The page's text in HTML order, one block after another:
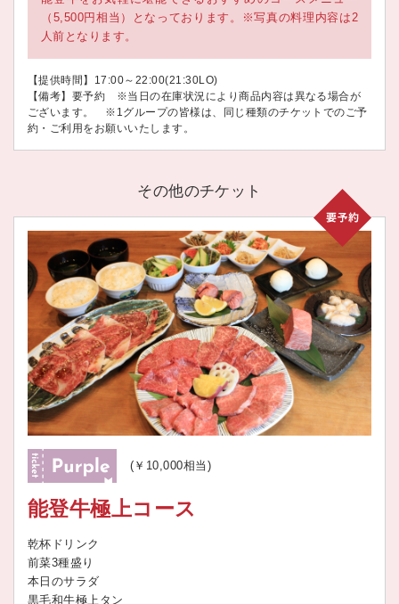
（5,500円相当）となっております。※写真の料理内容は2
人前となります。
【提供時間】17:00～22:00(21:30LO)
【備考】要予約 ※当日の在庫状況により商品内容は異なる場合が
ございます。 ※1グループの皆様は、同じ種類のチケットでのご予
約・ご利用をお願いいたします。
その他のチケット
(￥10,000相当)
能登牛極上コース
乾杯ドリンク
前菜3種盛り
本日のサラダ
黒毛和牛極上タン